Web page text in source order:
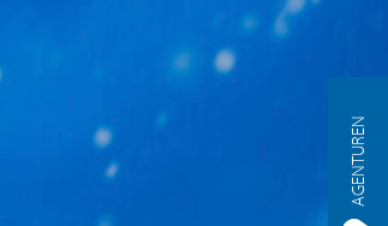
AGENTUREN